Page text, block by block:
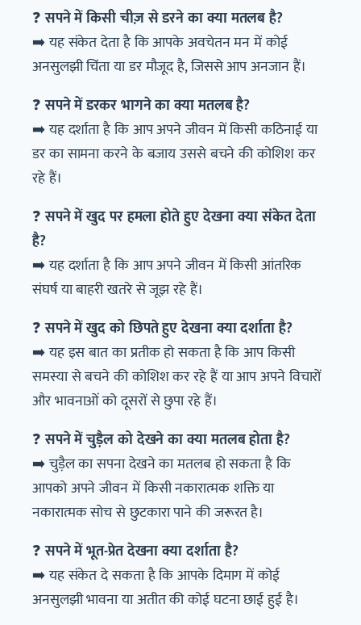
❓सपने में किसी चीज़ से डरने का क्या मतलब है?
➡️ यह संकेत देता है कि आपके अवचेतन मन में कोई
अनसुलझी चिंता या डर मौजूद है, जिससे आप अनजान हैं।
❓सपने में डरकर भागने का क्या मतलब है?
➡️ यह दर्शाता है कि आप अपने जीवन में किसी कठिनाई या
डर का सामना करने के बजाय उससे बचने की कोशिश कर
रहे हैं।
❓सपने में खुद पर हमला होते हुए देखना क्या संकेत देता
है?
➡️ यह दर्शाता है कि आप अपने जीवन में किसी आंतरिक
संघर्ष या बाहरी खतरे से जूझ रहे हैं।
❓सपने में खुद को छिपते हुए देखना क्या दर्शाता है?
➡️ यह इस बात का प्रतीक हो सकता है कि आप किसी
समस्या से बचने की कोशिश कर रहे हैं या आप अपने विचारों
और भावनाओं को दूसरों से छुपा रहे हैं।
❓सपने में चुड़ैल को देखने का क्या मतलब होता है?
➡️ चुड़ैल का सपना देखने का मतलब हो सकता है कि
आपको अपने जीवन में किसी नकारात्मक शक्ति या
नकारात्मक सोच से छुटकारा पाने की जरूरत है।
❓सपने में भूत-प्रेत देखना क्या दर्शाता है?
➡️ यह संकेत दे सकता है कि आपके दिमाग में कोई
अनसुलझी भावना या अतीत की कोई घटना छाई हुई है।